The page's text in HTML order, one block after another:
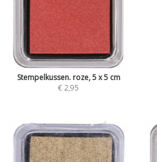
Stempelkussen. roze, 5 x 5 cm
€ 2,95